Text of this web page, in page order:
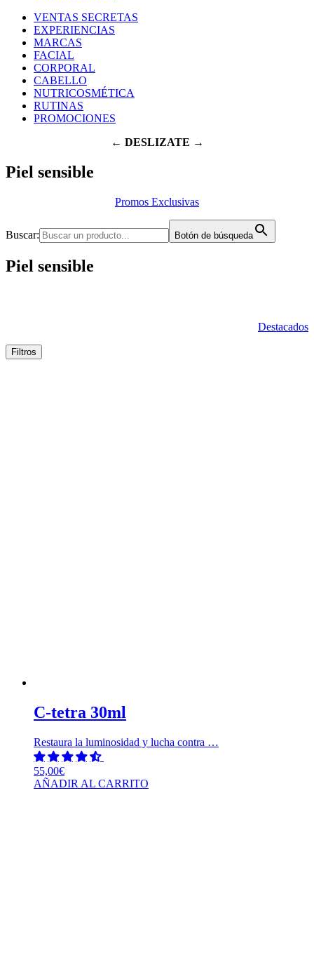
VENTAS SECRETAS
EXPERIENCIAS
MARCAS
FACIAL
CORPORAL
CABELLO
NUTRICOSMÉTICA
RUTINAS
PROMOCIONES
← DESLIZATE →
Piel sensible
Promos Exclusivas
Buscar: Botón de búsqueda
Piel sensible
Destacados
Filtros
C-tetra 30ml
Restaura la luminosidad y lucha contra …
55,00€
AÑADIR AL CARRITO